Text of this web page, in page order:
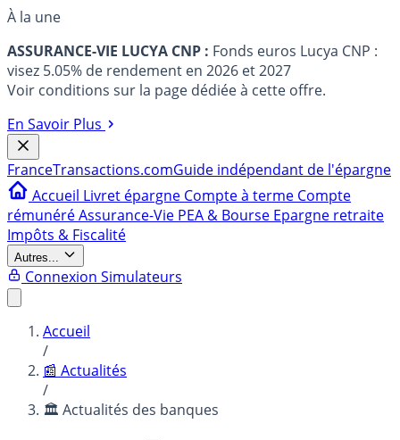
À la une
ASSURANCE-VIE LUCYA CNP : Fonds euros Lucya CNP :
visez 5.05% de rendement en 2026 et 2027
Voir conditions sur la page dédiée à cette offre.
En Savoir Plus
FranceTransactions.comGuide indépendant de l'épargne
Accueil Livret épargne Compte à terme Compte
rémunéréAssurance-Vie PEA & Bourse Epargne retraite
Impôts & Fiscalité
Autres...
Connexion Simulateurs
Accueil
/
📰 Actualités
/
🏛️ Actualités des banques